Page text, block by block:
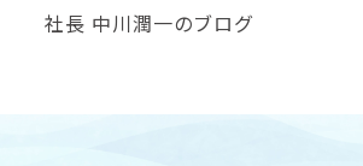
社長 中川潤一のブログ